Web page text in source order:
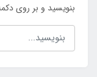
بنویسید و بر روی